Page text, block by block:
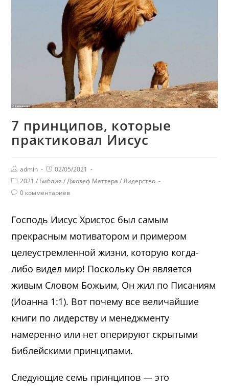
7 принципов, которые
практиковал Иисус
admin
02/05/2021
2021 / Библия / Джозеф Маттера / Лидерство
0 комментариев
Господь Иисус Христос был самым
прекрасным мотиватором и примером
целеустремленной жизни, которую когда-
либо видел мир! Поскольку Он является
живым Словом Божьим, Он жил по Писаниям
(Иоанна 1:1). Вот почему все величайшие
книги по лидерству и менеджменту
намеренно или нет оперируют скрытыми
библейскими принципами.
Следующие семь принципов — это